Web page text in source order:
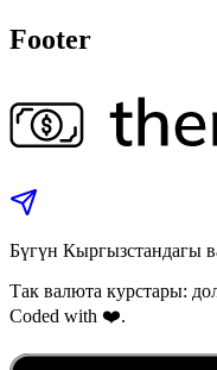
Footer
Бүгүн Кыргызстандагы
Так валюта курстары:
Coded with ❤️.